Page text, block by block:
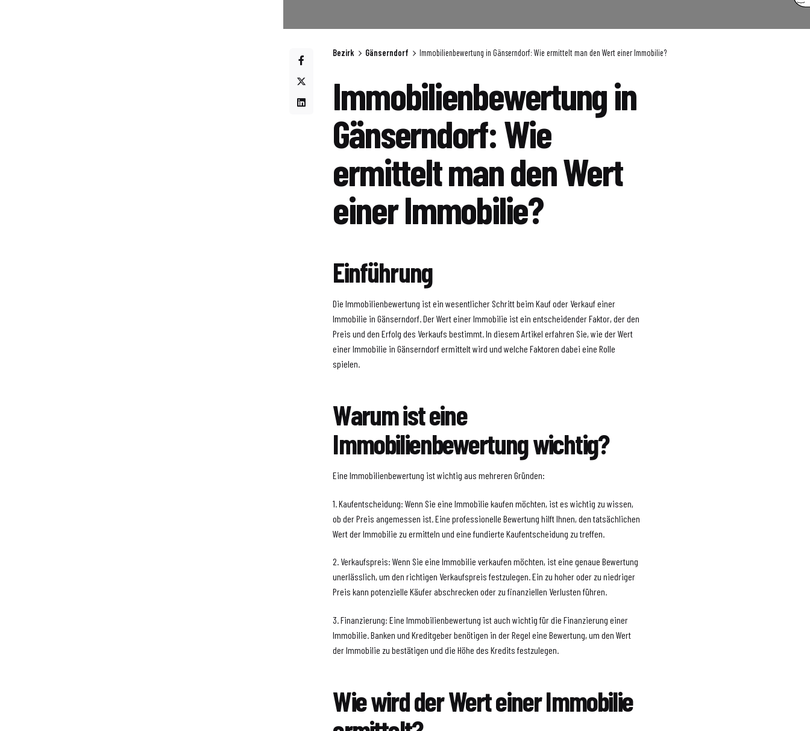
Bezirk Gänserndorf Immobilienbewertung in Gänserndorf: Wie ermittelt man den Wert einer Immobilie?
Immobilienbewertung in
Gänserndorf: Wie
ermittelt man den Wert
einer Immobilie?
Einführung
Die Immobilienbewertung ist ein wesentlicher Schritt beim Kauf oder Verkauf einer
Immobilie in Gänserndorf. Der Wert einer Immobilie ist ein entscheidender Faktor, der den
Preis und den Erfolg des Verkaufs bestimmt. In diesem Artikel erfahren Sie, wie der Wert
einer Immobilie in Gänserndorf ermittelt wird und welche Faktoren dabei eine Rolle
spielen.
Warum ist eine
Immobilienbewertung wichtig?
Eine Immobilienbewertung ist wichtig aus mehreren Gründen:
1. Kaufentscheidung: Wenn Sie eine Immobilie kaufen möchten, ist es wichtig zu wissen,
ob der Preis angemessen ist. Eine professionelle Bewertung hilft Ihnen, den tatsächlichen
Wert der Immobilie zu ermitteln und eine fundierte Kaufentscheidung zu treffen.
2. Verkaufspreis: Wenn Sie eine Immobilie verkaufen möchten, ist eine genaue Bewertung
unerlässlich, um den richtigen Verkaufspreis festzulegen. Ein zu hoher oder zu niedriger
Preis kann potenzielle Käufer abschrecken oder zu finanziellen Verlusten führen.
3. Finanzierung: Eine Immobilienbewertung ist auch wichtig für die Finanzierung einer
Immobilie. Banken und Kreditgeber benötigen in der Regel eine Bewertung, um den Wert
der Immobilie zu bestätigen und die Höhe des Kredits festzulegen.
Wie wird der Wert einer Immobilie